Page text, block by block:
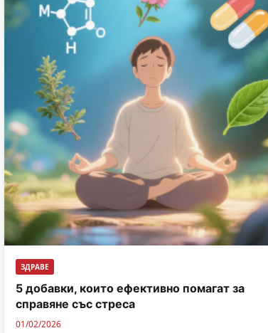
ЗДРАВЕ
5 добавки, които ефективно помагат за
справяне със стреса
01/02/2026